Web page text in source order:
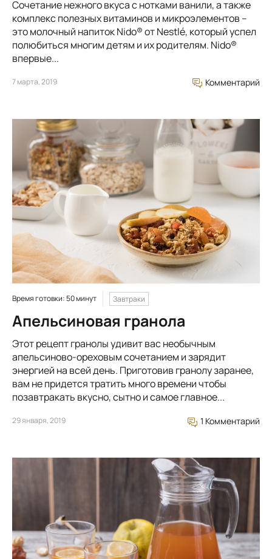
Сочетание нежного вкуса с нотками ванили, а также
комплекс полезных витаминов и микроэлементов –
это молочный напиток Nido® от Nestlé, который успел
полюбиться многим детям и их родителям. Nido®
впервые...
7 марта, 2019 Комментарий
Время готовки: 50 минут Завтраки
Апельсиновая гранола
Этот рецепт гранолы удивит вас необычным
апельсиново-ореховым сочетанием и зарядит
энергией на всей день. Приготовив гранолу заранее,
вам не придется тратить много времени чтобы
позавтракать вкусно, сытно и самое главное...
29 января, 2019 1 Комментарий